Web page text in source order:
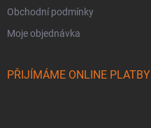
Obchodní podmínky
Moje objednávka
PŘIJÍMÁME ONLINE PLATBY